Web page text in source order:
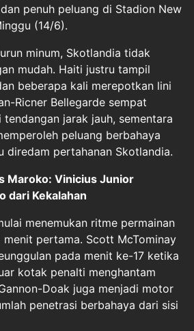
penuh peluang di Stadion New
(14/6).
minum, Skotlandia tidak
mudah. Haiti justru tampil
beberapa kali merepotkan lini
Ricner Bellegarde sempat
tendangan jarak jauh, sementara
peluang berbahaya
diredam pertahanan Skotlandia.
Maroko: Vinicius Junior
dari Kekalahan
menemukan ritme permainan
menit pertama. Scott McTominay
pada menit ke-17 ketika
kotak penalti menghantam
Doak juga menjadi motor
penetrasi berbahaya dari sisi